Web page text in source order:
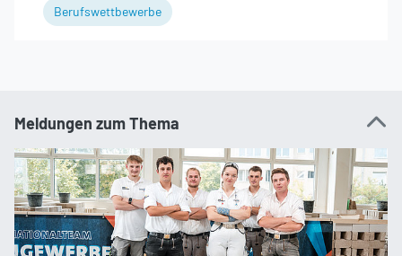
Berufswettbewerbe
Meldungen zum Thema